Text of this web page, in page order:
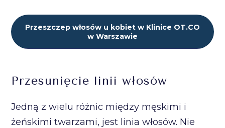
Przeszczep włosów u kobiet w Klinice OT.CO
w Warszawie
Przesunięcie linii włosów
Jedną z wielu różnic między męskimi i
żeńskimi twarzami, jest linia włosów. Nie